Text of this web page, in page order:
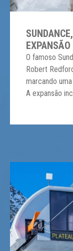
EXPANSÃO
O famoso
Robert
marcando
A expansão
esqui e um
“Electric